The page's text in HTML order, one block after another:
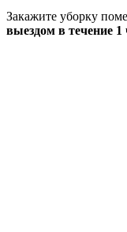
Закажите уборку
выездом в течение 1